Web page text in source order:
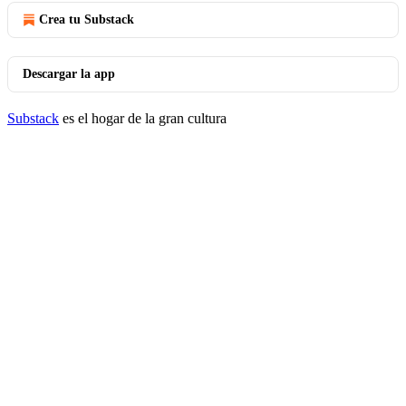
Crea tu Substack
Descargar la app
Substack es el hogar de la gran cultura